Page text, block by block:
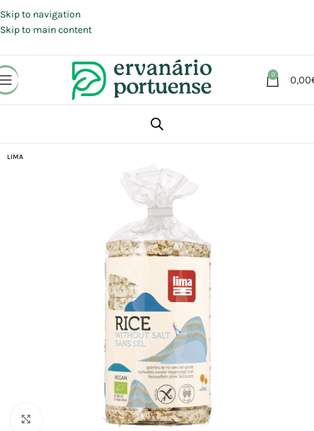
Skip to navigation
Skip to main content
0 0,00
Alimentação
LIMA
Click to enlarge